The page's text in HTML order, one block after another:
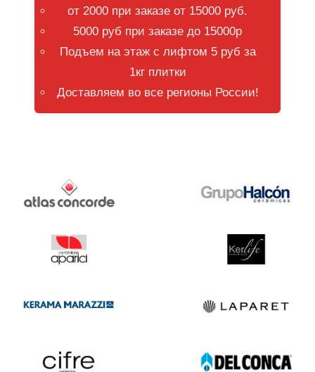
от 2000 при заказе от 15000 руб.
5000 руб при заказе до 15000р
Подъем на этаж с лифтом 5 руб за
1кг плитки
Доставляем во все регионы России!